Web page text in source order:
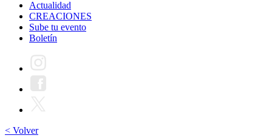
Actualidad
CREACIONES
Sube tu evento
Boletín
< Volver